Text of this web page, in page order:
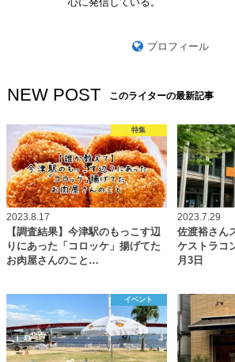
プロフィール
NEW POST このライターの最新記事
特集
2023.8.17
【調査結果】今津駅のもっこす辺
りにあった「コロッケ」揚げてた
お肉屋さんのこと…
2023.7.29
佐渡裕さん
ケストラコ
月3日
イベント